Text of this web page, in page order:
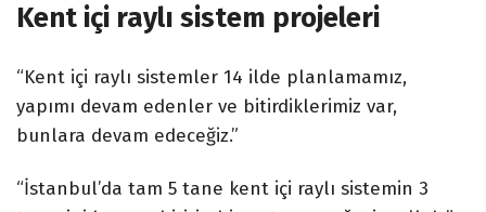
Kent içi raylı sistem projeleri
“Kent içi raylı sistemler 14 ilde planlamamız,
yapımı devam edenler ve bitirdiklerimiz var,
bunlara devam edeceğiz.”
“İstanbul’da tam 5 tane kent içi raylı sistemin 3